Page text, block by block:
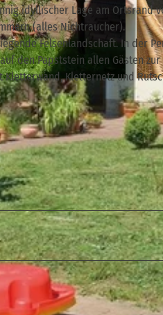
©
idyllischer Lage am Ortsrand
(alles Nichtraucher).
Felsenlandschaft. In der
den Papststein allen Gästen zur
Kletternetz und